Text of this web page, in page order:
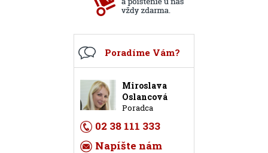
Poradíme Vám?
Miroslava
Oslancová
Poradca
02 38 111 333
Napíšte nám